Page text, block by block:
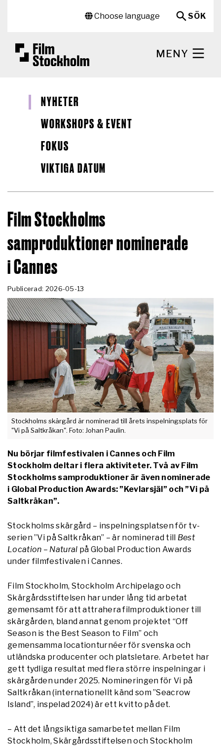
Choose language
SÖK
MENY
NYHETER
WORKSHOPS & EVENT
FOKUS
VIKTIGA DATUM
Film Stockholms
samproduktioner nominerade
i Cannes
Publicerad: 2026-05-13
Stockholms skärgård är nominerad till årets inspelningsplats för
"Vi på Saltkråkan". Foto: Johan Paulin.
Nu börjar filmfestivalen i Cannes och Film
Stockholm deltar i flera aktiviteter. Två av Film
Stockholms samproduktioner är även nominerade
i Global Production Awards: ”Kevlarsjäl” och ”Vi på
Saltkråkan”.
Stockholms skärgård – inspelningsplatsen för tv-
serien ”Vi på Saltkråkan” – är nominerad till Best
Location – Natural på Global Production Awards
under filmfestivalen i Cannes.
Film Stockholm, Stockholm Archipelago och
Skärgårdsstiftelsen har under lång tid arbetat
gemensamt för att attrahera filmproduktioner till
skärgården, bland annat genom projektet “Off
Season is the Best Season to Film” och
gemensamma locationturnéer för svenska och
utländska producenter och platsletare. Arbetet har
gett tydliga resultat med flera större inspelningar i
skärgården under 2025. Nomineringen för Vi på
Saltkråkan (internationellt känd som ”Seacrow
Island”, inspelad 2024) är ett kvitto på det.
– Att det långsiktiga samarbetet mellan Film
Stockholm, Skärgårdsstiftelsen och Stockholm